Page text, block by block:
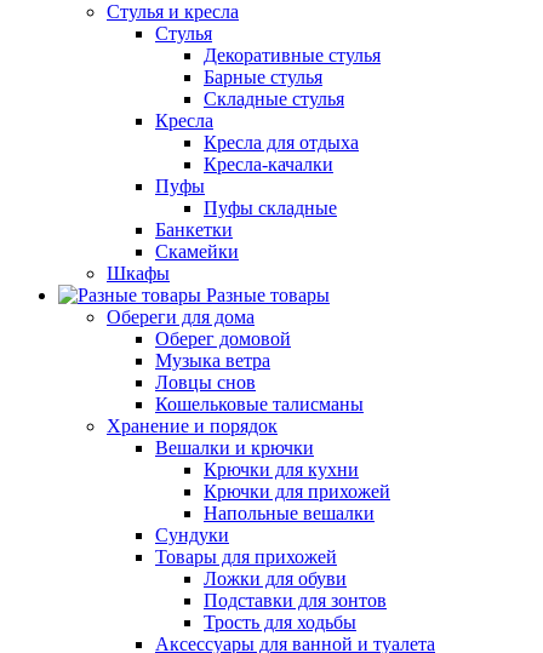
Стулья и кресла
Стулья
Декоративные стулья
Барные стулья
Складные стулья
Кресла
Кресла для отдыха
Кресла-качалки
Пуфы
Пуфы складные
Банкетки
Скамейки
Шкафы
Разные товары
Обереги для дома
Оберег домовой
Музыка ветра
Ловцы снов
Кошельковые талисманы
Хранение и порядок
Вешалки и крючки
Крючки для кухни
Крючки для прихожей
Напольные вешалки
Сундуки
Товары для прихожей
Ложки для обуви
Подставки для зонтов
Трость для ходьбы
Аксессуары для ванной и туалета